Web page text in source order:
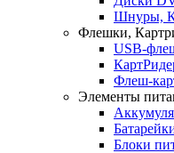
Шнуры,
Флешки,
USB-
Флеш-
Элементы
Блоки